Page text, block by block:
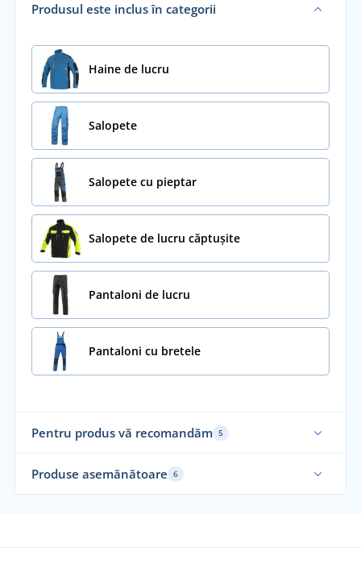
Produsul este inclus în categorii
Haine de lucru
Salopete
Salopete cu pieptar
Salopete de lucru căptușite
Pantaloni de lucru
Pantaloni cu bretele
Pentru produs vă recomandăm 5
Produse asemănătoare 6